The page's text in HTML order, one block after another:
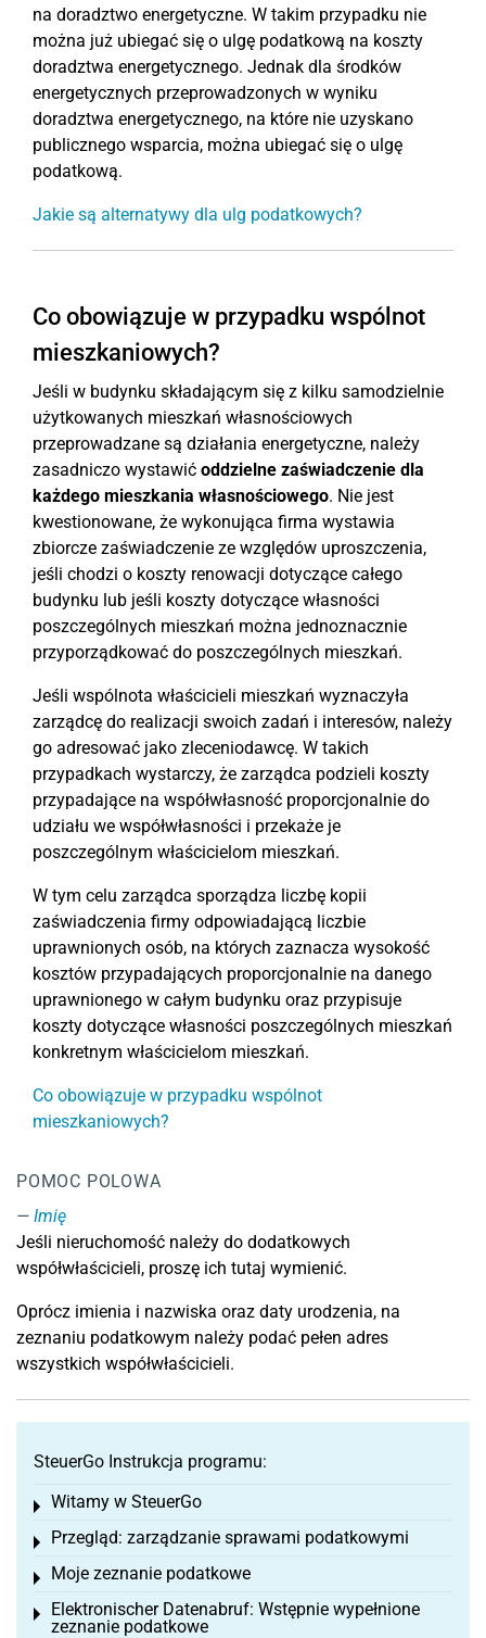
na doradztwo energetyczne. W takim przypadku nie
można już ubiegać się o ulgę podatkową na koszty
doradztwa energetycznego. Jednak dla środków
energetycznych przeprowadzonych w wyniku
doradztwa energetycznego, na które nie uzyskano
publicznego wsparcia, można ubiegać się o ulgę
podatkową.
Jakie są alternatywy dla ulg podatkowych?
Co obowiązuje w przypadku wspólnot
mieszkaniowych?
Jeśli w budynku składającym się z kilku samodzielnie
użytkowanych mieszkań własnościowych
przeprowadzane są działania energetyczne, należy
zasadniczo wystawić oddzielne zaświadczenie dla
każdego mieszkania własnościowego. Nie jest
kwestionowane, że wykonująca firma wystawia
zbiorcze zaświadczenie ze względów uproszczenia,
jeśli chodzi o koszty renowacji dotyczące całego
budynku lub jeśli koszty dotyczące własności
poszczególnych mieszkań można jednoznacznie
przyporządkować do poszczególnych mieszkań.
Jeśli wspólnota właścicieli mieszkań wyznaczyła
zarządcę do realizacji swoich zadań i interesów, należy
go adresować jako zleceniodawcę. W takich
przypadkach wystarczy, że zarządca podzieli koszty
przypadające na współwłasność proporcjonalnie do
udziału we współwłasności i przekaże je
poszczególnym właścicielom mieszkań.
W tym celu zarządca sporządza liczbę kopii
zaświadczenia firmy odpowiadającą liczbie
uprawnionych osób, na których zaznacza wysokość
kosztów przypadających proporcjonalnie na danego
uprawnionego w całym budynku oraz przypisuje
koszty dotyczące własności poszczególnych mieszkań
konkretnym właścicielom mieszkań.
Co obowiązuje w przypadku wspólnot
mieszkaniowych?
POMOC POLOWA
Imię
Jeśli nieruchomość należy do dodatkowych
współwłaścicieli, proszę ich tutaj wymienić.
Oprócz imienia i nazwiska oraz daty urodzenia, na
zeznaniu podatkowym należy podać pełen adres
wszystkich współwłaścicieli.
SteuerGo Instrukcja programu:
Witamy w SteuerGo
Toggle menu
Przegląd: zarządzanie sprawami podatkowymi
Toggle menu
Moje zeznanie podatkowe
Toggle menu
Elektronischer Datenabruf: Wstępnie wypełnione
zeznanie podatkowe
Toggle menu